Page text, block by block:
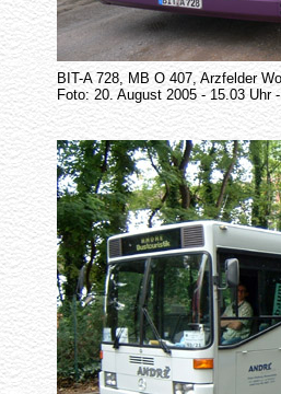
BIT-A 728, MB O 407, Arzfelder
Foto: 20. August 2005 - 15.03 Uhr